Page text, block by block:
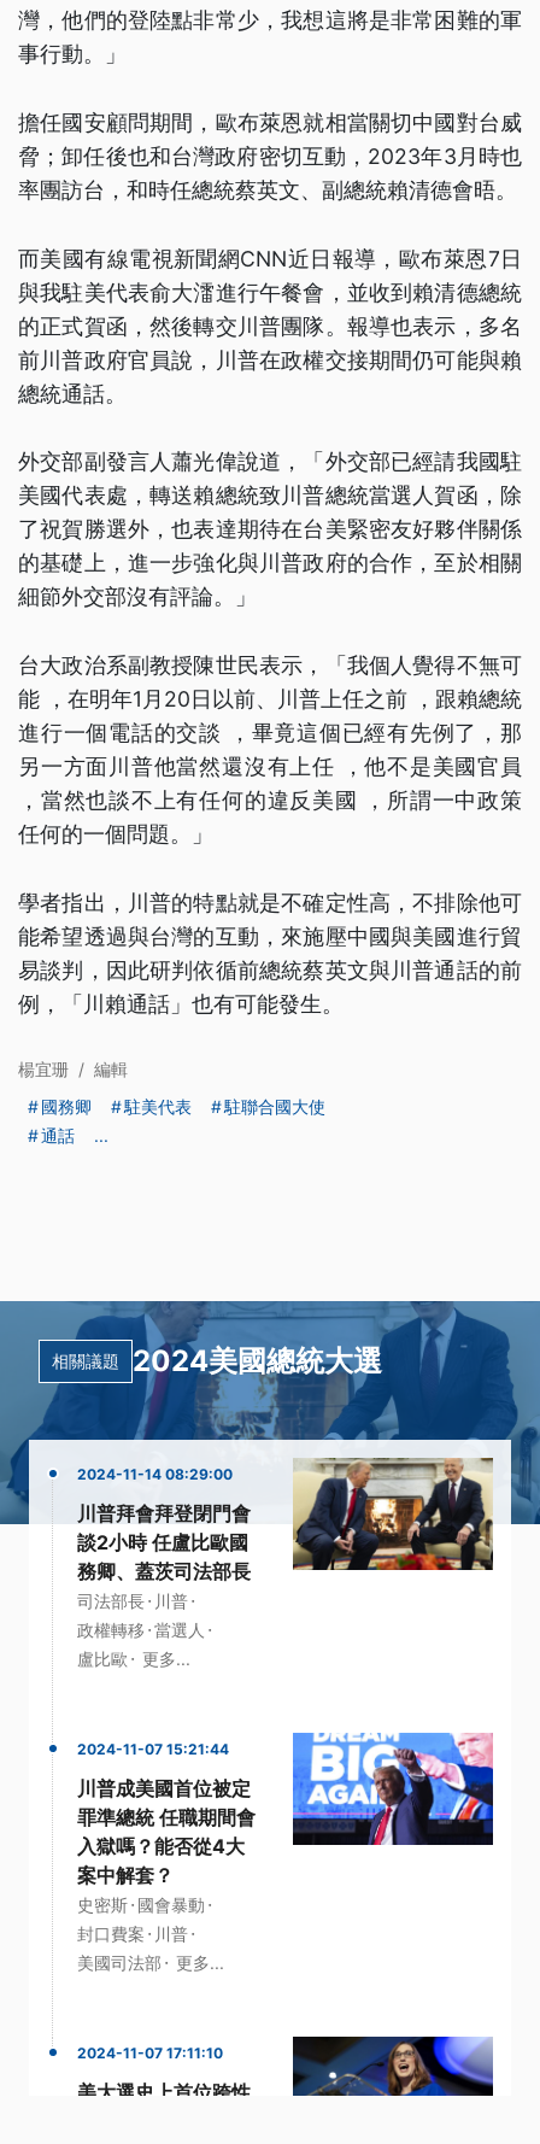
灣，他們的登陸點非常少，我想這將是非常困難的軍
事行動。」
擔任國安顧問期間，歐布萊恩就相當關切中國對台威
脅；卸任後也和台灣政府密切互動，2023年3月時也
率團訪台，和時任總統蔡英文、副總統賴清德會晤。
而美國有線電視新聞網CNN近日報導，歐布萊恩7日
與我駐美代表俞大㵢進行午餐會，並收到賴清德總統
的正式賀函，然後轉交川普團隊。報導也表示，多名
前川普政府官員說，川普在政權交接期間仍可能與賴
總統通話。
外交部副發言人蕭光偉說道，「外交部已經請我國駐
美國代表處，轉送賴總統致川普總統當選人賀函，除
了祝賀勝選外，也表達期待在台美緊密友好夥伴關係
的基礎上，進一步強化與川普政府的合作，至於相關
細節外交部沒有評論。」
台大政治系副教授陳世民表示，「我個人覺得不無可
能 ，在明年1月20日以前、川普上任之前 ，跟賴總統
進行一個電話的交談 ，畢竟這個已經有先例了，那
另一方面川普他當然還沒有上任 ，他不是美國官員
，當然也談不上有任何的違反美國 ，所謂一中政策
任何的一個問題。」
學者指出，川普的特點就是不確定性高，不排除他可
能希望透過與台灣的互動，來施壓中國與美國進行貿
易談判，因此研判依循前總統蔡英文與川普通話的前
例，「川賴通話」也有可能發生。
楊宜珊 / 編輯
國務卿
駐美代表
駐聯合國大使
通話
...
相關議題 2024美國總統大選
2024-11-14 08:29:00
川普拜會拜登閉門會
談2小時 任盧比歐國
務卿、蓋茨司法部長
司法部長· 川普·
政權轉移 ·當選人 ·
盧比歐 · 更多...
2024-11-07 15:21:44
川普成美國首位被定
罪準總統 任職期間會
入獄嗎？能否從4大
案中解套？
史密斯· 國會暴動 ·
封口費案 · 川普·
美國司法部 · 更多...
2024-11-07 17:11:10
美大選史上首位跨性